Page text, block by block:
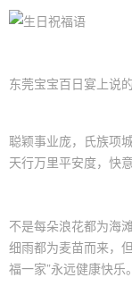
东莞宝宝百日宴上说
聪颖事业庞，氏族项
天行万里平安度，快
不是每朵浪花都为海
细雨都为麦苗而来，
福一家”永远健康快乐。